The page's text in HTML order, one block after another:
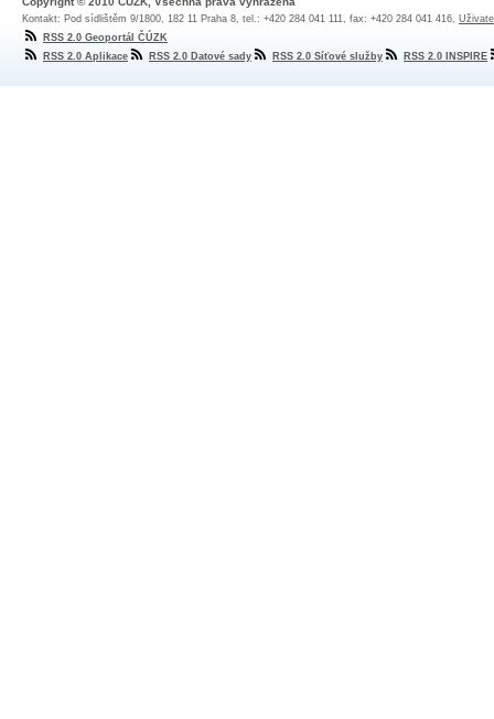
Kontakt: Pod sídlištěm 9/1800, 182 11 Praha 8, tel.: +420 284 041 111, fax: +420 284 041 416,
RSS 2.0 Geoportál ČÚZK
RSS 2.0 Aplikace
RSS 2.0 Datové sady RSS 2.0 Síťové služby RSS 2.0 INSPIRE